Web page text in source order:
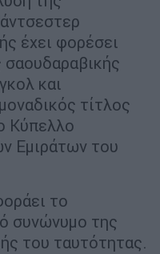
έχει φορέσει
και
τίτλος
Κύπελλο
Εμιράτων του
το
συνώνυμο της
του ταυτότητας.